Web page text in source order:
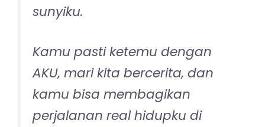
sunyiku.
Kamu pasti ketemu dengan
AKU, mari kita bercerita, dan
kamu bisa membagikan
perjalanan real hidupku di